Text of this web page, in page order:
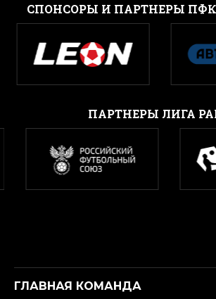
CПОНСОРЫ И ПАРТНЕРЫ ПФК
ПАРТНЕРЫ ЛИГА
ГЛАВНАЯ КОМАНДА